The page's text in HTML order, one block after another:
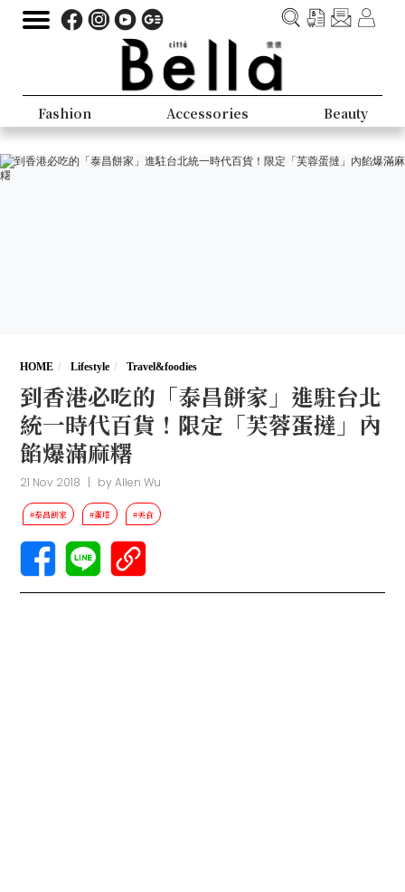
Fashion Accessories Beauty
HOME Lifestyle Travel&foodies
到香港必吃的「泰昌餅家」進駐台北
統一時代百貨！限定「芙蓉蛋撻」內
餡爆滿麻糬
21 Nov 2018 | byAllen Wu
#泰昌餅家 #蛋塔 #美食